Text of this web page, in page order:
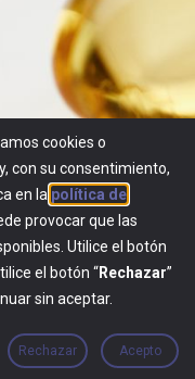
del salmón,
cookies o
con su consentimiento,
en la política de
provocar que las
Utilice el botón
el botón “Rechazar”
sin aceptar.
Rechazar Acepto